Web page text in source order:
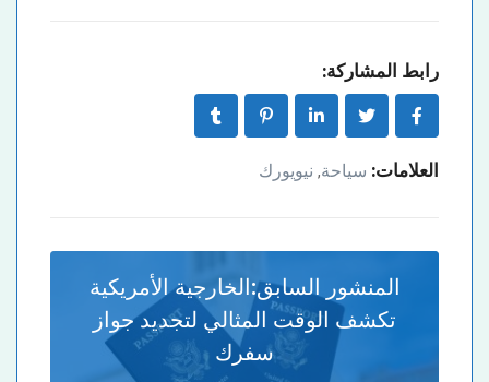
رابط المشاركة:
العلامات: سياحة, نيويورك
المنشور السابق:الخارجية الأمريكية
تكشف الوقت المثالي لتجديد جواز
سفرك